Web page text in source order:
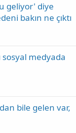
geliyor' diye
bakın ne çıktı
sosyal medyada
bile gelen var,